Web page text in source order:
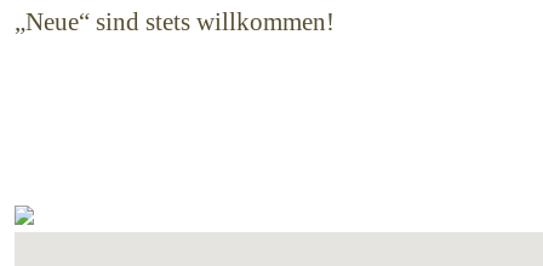
„Neue“ sind stets willkommen!